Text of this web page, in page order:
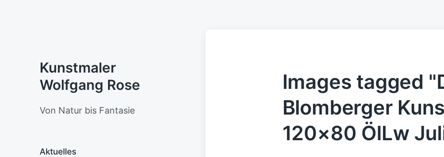
Kunstmaler
Wolfgang Rose
Von Natur bis Fantasie
Aktuelles
Images tagged
Blomberger
120×80 ÖlLw